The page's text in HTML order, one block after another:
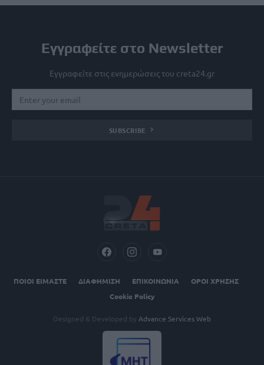
Εγγραφείτε στο Newsletter
Εγγραφείτε στις ενημερώσεις του creta24.gr
SUBSCRIBE
ΠΟΙΟΙ ΕΙΜΑΣΤΕ ΔΙΑΦΗΜΙΣΗ ΕΠΙΚΟΙΝΩΝΙΑ
ΟΡΟΙ ΧΡΗΣΗΣ
Cookie Policy
Designed & Developed by Advance Services Web